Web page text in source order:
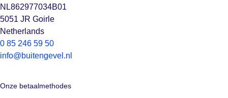
NL862977034B01
5051 JR Goirle
Netherlands
0 85 246 59 50
info@buitengevel.nl
Onze betaalmethodes